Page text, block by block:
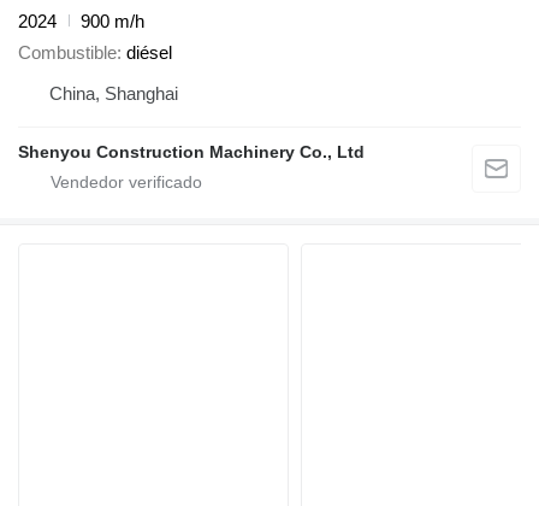
2024
900 m/h
Combustible diésel
China, Shanghai
Shenyou Construction Machinery Co., Ltd